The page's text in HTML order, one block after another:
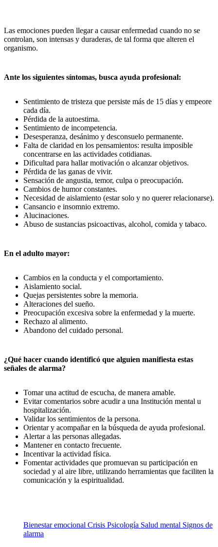
Las emociones pueden llegar a causar enfermedad cuando no se
controlan, son intensas y duraderas, de tal forma que alteren el
organismo.
Ante los siguientes síntomas, busca ayuda profesional:
Sentimiento de tristeza que persiste más de 15 días y empeore
cada día.
Pérdida de la autoestima.
Sentimiento de incompetencia.
Desesperanza, desánimo y desconsuelo permanente.
Falta de claridad en los pensamientos: resulta imposible
concentrarse en las actividades cotidianas.
Dificultad para hallar motivación o alcanzar objetivos.
Pérdida de las ganas de vivir.
Sensación de angustia, temor, culpa o preocupación.
Cambios de humor constantes.
Necesidad de aislamiento (estar solo y no querer relacionarse).
Cansancio e insomnio extremo.
Alucinaciones.
Abuso de sustancias psicoactivas, alcohol, comida y tabaco.
En el adulto mayor:
Cambios en la conducta y el comportamiento.
Aislamiento social.
Quejas persistentes sobre la memoria.
Alteraciones del sueño.
Preocupación excesiva sobre la enfermedad y la muerte.
Rechazo al alimento.
Abandono del cuidado personal.
¿Qué hacer cuando identificó que alguien manifiesta estas
señales de alarma?
Tomar una actitud de escucha, de manera amable.
Evitar comentarios sobre acudir a una Institución mental u
hospitalización.
Validar los sentimientos de la persona.
Orientar y acompañar en la búsqueda de ayuda profesional.
Alertar a las personas allegadas.
Mantener en contacto frecuente.
Incentivar la actividad física.
Fomentar actividades que promuevan su participación en
sociedad y al aire libre, utilizando herramientas que faciliten la
comunicación y la espiritualidad.
Bienestar emocional Crisis Psicología Salud mental Signos de
alarma